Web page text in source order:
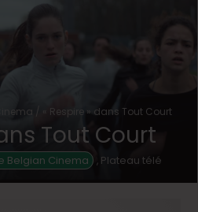
/ « Respire » dans Tout Court
Tout Court
Belgian Cinema , Plateau télé